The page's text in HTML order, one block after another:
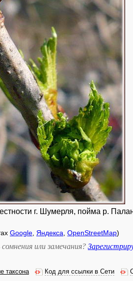
г. Шумерля, пойма р.
Google Яндекса OpenStreetMap)
или замечания?
таксона Код для ссылки в Сети